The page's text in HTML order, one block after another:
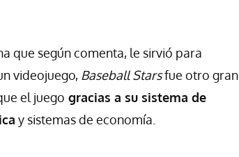
que según comenta, le sirvió para
videojuego, Baseball Starsfue otro gran
el juego gracias a su sistema de
y sistemas de economía.